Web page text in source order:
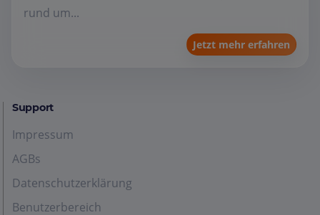
rund um...
Jetzt mehr erfahren
Support
Impressum
AGBs
Datenschutzerklärung
Benutzerbereich